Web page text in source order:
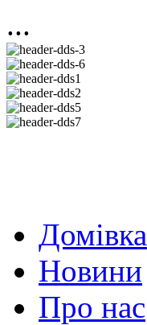
...
Домівка
Новини
Про нас